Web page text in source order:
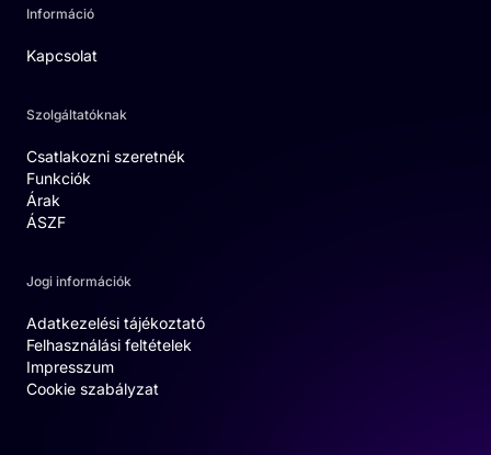
Információ
Kapcsolat
Szolgáltatóknak
Csatlakozni szeretnék
Funkciók
Árak
ÁSZF
Jogi információk
Adatkezelési tájékoztató
Felhasználási feltételek
Impresszum
Cookie szabályzat